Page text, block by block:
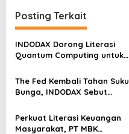
g
a
s
i
p
o
s
Posting Terkait
INDODAX Dorong Literasi
Quantum Computing untuk
Blockchain
The Fed Kembali Tahan Suku
Bunga, INDODAX Sebut
Sentimen Pasar
Perkuat Literasi Keuangan
Masyarakat, PT MBK